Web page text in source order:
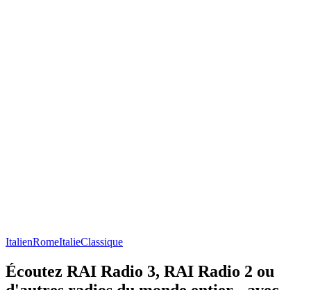
ItalienRomeItalieClassique
Écoutez RAI Radio 3, RAI Radio 2 ou